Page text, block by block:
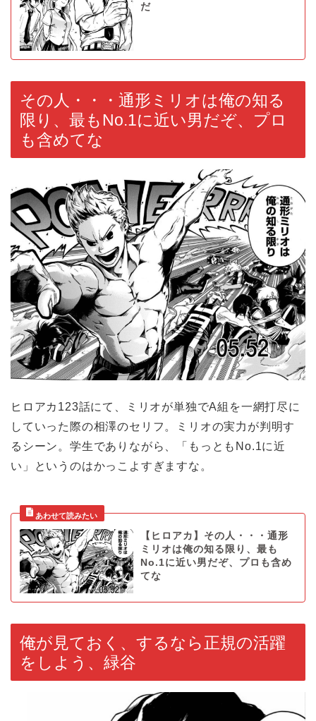
だ
その人・・・通形ミリオは俺の知る
限り、最もNo.1に近い男だぞ、プロ
も含めてな
ヒロアカ123話にて、ミリオが単独でA組を一網打尽に
していった際の相澤のセリフ。ミリオの実力が判明す
るシーン。学生でありながら、「もっともNo.1に近
い」というのはかっこよすぎますな。
【ヒロアカ】その人・・・通形
ミリオは俺の知る限り、最も
No.1に近い男だぞ、プロも含め
てな
俺が見ておく、するなら正規の活躍
をしよう、緑谷